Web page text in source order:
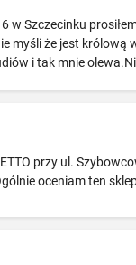
w Szczecinku
myśli że jest
i tak mnie
przy ul.
oceniam ten